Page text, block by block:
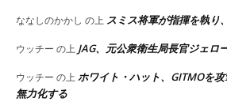
ななしのかかし の上 スミス将軍が指揮を執り
ウッチー の上 JAG、元公衆衛生局長官ジェロ
ウッチー の上ホワイト・ハット、GITMOを
無力化する